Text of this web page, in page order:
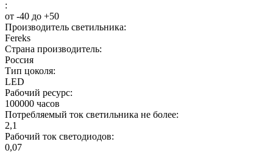
:
от -40 до +50
Производитель светильника:
Fereks
Страна производитель:
Россия
Тип цоколя:
LED
Рабочий ресурс:
100000 часов
Потребляемый ток светильника не более:
2,1
Рабочий ток светодиодов:
0,07